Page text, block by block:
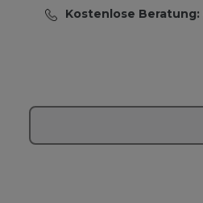
Kostenlose Beratung: